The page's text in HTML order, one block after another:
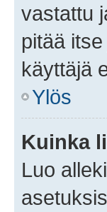
vastattu
pitää
käyttäjä
Ylös
Kuinka
Luo